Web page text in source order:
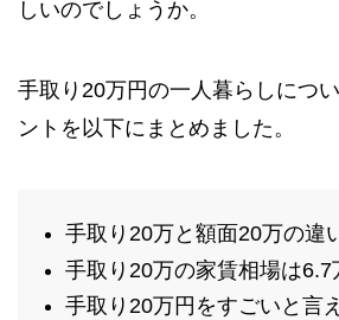
しいのでしょうか。
手取り20万円の一人暮らしにつ
ントを以下にまとめました。
手取り20万と額面20万の違
手取り20万の家賃相場は6.7
手取り20万円をすごいと言